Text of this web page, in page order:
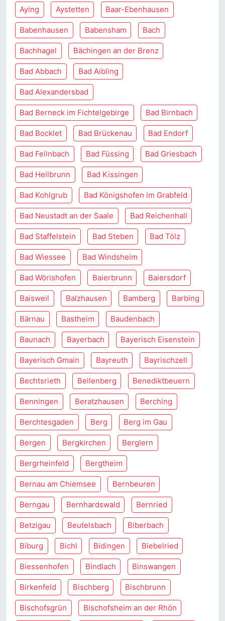
Aying Aystetten Baar-Ebenhausen
Babenhausen Babensham Bach
Bachhagel Bächingen an der Brenz
Bad Abbach Bad Aibling
Bad Alexandersbad
Bad Berneck im Fichtelgebirge Bad Birnbach
Bad Bocklet Bad Brückenau Bad Endorf
Bad Feilnbach Bad Füssing Bad Griesbach
Bad Heilbrunn Bad Kissingen
Bad Kohlgrub Bad Königshofen im Grabfeld
Bad Neustadt an der Saale Bad Reichenhall
Bad Staffelstein Bad Steben Bad Tölz
Bad Wiessee Bad Windsheim
Bad Wörishofen Baierbrunn Baiersdorf
Baisweil Balzhausen Bamberg Barbing
Bärnau Bastheim Baudenbach
Baunach Bayerbach Bayerisch Eisenstein
Bayerisch Gmain Bayreuth Bayrischzell
Bechtsrieth Bellenberg Benediktbeuern
Benningen Beratzhausen Berching
Berchtesgaden Berg Berg im Gau
Bergen Bergkirchen Berglern
Bergrheinfeld Bergtheim
Bernau am Chiemsee Bernbeuren
Berngau Bernhardswald Bernried
Betzigau Beutelsbach Biberbach
Biburg Bichl Bidingen Biebelried
Biessenhofen Bindlach Binswangen
Birkenfeld Bischberg Bischbrunn
Bischofsgrün Bischofsheim an der Rhön